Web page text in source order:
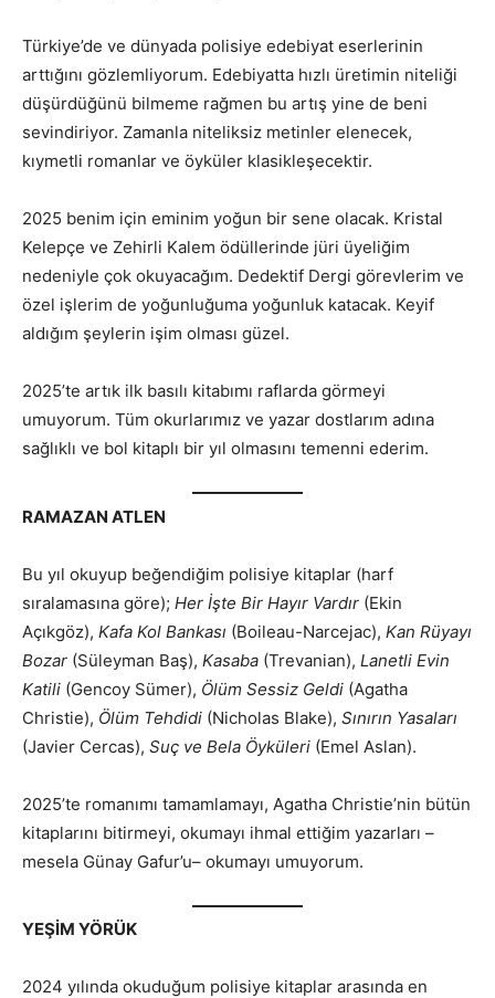
Türkiye’de ve dünyada polisiye edebiyat eserlerinin
arttığını gözlemliyorum. Edebiyatta hızlı üretimin niteliği
düşürdüğünü bilmeme rağmen bu artış yine de beni
sevindiriyor. Zamanla niteliksiz metinler elenecek,
kıymetli romanlar ve öyküler klasikleşecektir.
2025 benim için eminim yoğun bir sene olacak. Kristal
Kelepçe ve Zehirli Kalem ödüllerinde jüri üyeliğim
nedeniyle çok okuyacağım. Dedektif Dergi görevlerim ve
özel işlerim de yoğunluğuma yoğunluk katacak. Keyif
aldığım şeylerin işim olması güzel.
2025’te artık ilk basılı kitabımı raflarda görmeyi
umuyorum. Tüm okurlarımız ve yazar dostlarım adına
sağlıklı ve bol kitaplı bir yıl olmasını temenni ederim.
RAMAZAN ATLEN
Bu yıl okuyup beğendiğim polisiye kitaplar (harf
sıralamasına göre); Her İşte Bir Hayır Vardır (Ekin
Açıkgöz), Kafa Kol Bankası (Boileau-Narcejac), Kan Rüyayı
Bozar (Süleyman Baş), Kasaba (Trevanian), Lanetli Evin
Katili (Gencoy Sümer), Ölüm Sessiz Geldi (Agatha
Christie), Ölüm Tehdidi (Nicholas Blake), Sınırın Yasaları
(Javier Cercas), Suç ve Bela Öyküleri (Emel Aslan).
2025’te romanımı tamamlamayı, Agatha Christie’nin bütün
kitaplarını bitirmeyi, okumayı ihmal ettiğim yazarları –
mesela Günay Gafur’u– okumayı umuyorum.
YEŞİM YÖRÜK
2024 yılında okuduğum polisiye kitaplar arasında en